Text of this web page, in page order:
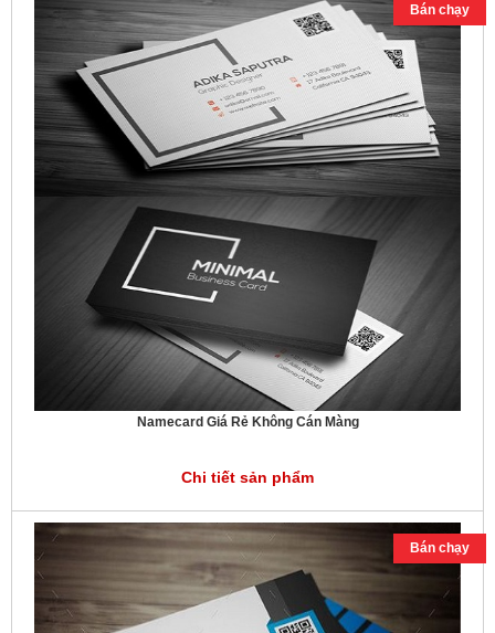
Bán chạy
Namecard Giá Rẻ Không Cán Màng
Chi tiết sản phẩm
Bán chạy